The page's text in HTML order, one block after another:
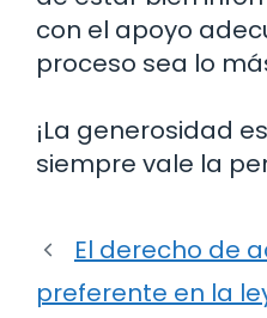
con el apoyo
proceso sea lo
¡La generosidad
siempre vale la
El derecho de
preferente en la